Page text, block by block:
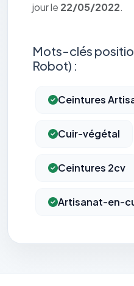
jour le 22/05/2022.
Mots-clés
Robot) :
Ceintures
Cuir-végétal
Ceintures 2cv
Artisanat-en-